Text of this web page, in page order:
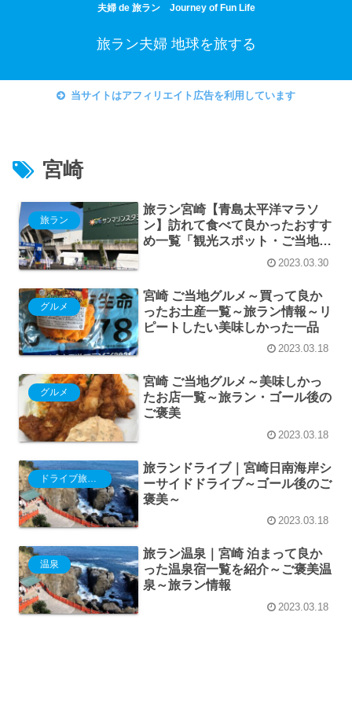
夫婦 de 旅ラン Journey of Fun Life
旅ラン夫婦 地球を旅する
当サイトはアフィリエイト広告を利用しています
宮崎
旅ラン
旅ラン宮崎【青島太平洋マラソ
ン】訪れて食べて良かったおすす
め一覧「観光スポット・ご当地グ
ルメ・温泉・お土産」～プラン作
2023.03.30
グルメ
宮崎 ご当地グルメ～買って良か
ったお土産一覧～旅ラン情報～リ
ピートしたい美味しかった一品
2023.03.18
グルメ
宮崎 ご当地グルメ～美味しかっ
たお店一覧～旅ラン・ゴール後の
ご褒美
2023.03.18
ドライブ旅行プラン
旅ランドライブ｜宮崎日南海岸シ
ーサイドドライブ～ゴール後のご
褒美～
2023.03.18
温泉
旅ラン温泉｜宮崎 泊まって良か
った温泉宿一覧を紹介～ご褒美温
泉～旅ラン情報
2023.03.18